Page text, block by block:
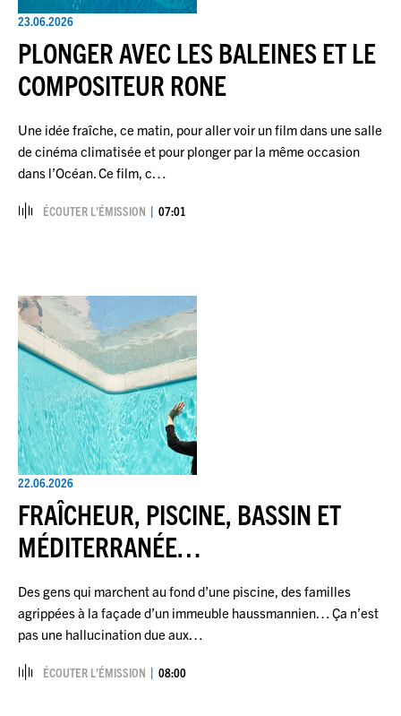
23.06.2026
PLONGER AVEC LES BALEINES ET LE
COMPOSITEUR RONE
Une idée fraîche, ce matin, pour aller voir un film dans une salle
de cinéma climatisée et pour plonger par la même occasion
dans l’Océan. Ce film, c…
ÉCOUTER L’ÉMISSION 07:01
22.06.2026
FRAÎCHEUR, PISCINE, BASSIN ET
MÉDITERRANÉE…
Des gens qui marchent au fond d’une piscine, des familles
agrippées à la façade d’un immeuble haussmannien… Ça n’est
pas une hallucination due aux…
ÉCOUTER L’ÉMISSION 08:00